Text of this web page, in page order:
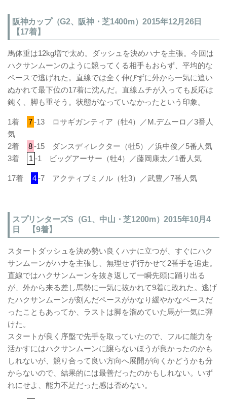
阪神カップ（G2、阪神・芝1400m）2015年12月26日
【17着】
馬体重は12kg増で太め。ダッシュを決めハナを主張。今回は
ハクサンムーンのように競ってくる相手もおらず、平均的な
ペースで逃げれた。直線では全く伸びずに外から一気に追い
ぬかれて最下位の17着に沈んだ。直線ムチが入っても反応は
鈍く、脚も重そう。状態がなっていなかったという印象。
1着 7-13 ロサギガンティア（牡4）／M.デムーロ／3番人
気
2着
8-15 ダンスディレクター（牡5）／浜中俊／5番人気
3着
1 -1 ビッグアーサー（牡4）／藤岡康太／1番人気
17着 4-7 アクティブミノル（牡3）／武豊／7番人気
スプリンターズS（G1、中山・芝1200m）2015年10月4
日 【9着】
スタートダッシュを決め勢い良くハナに立つが、すぐにハク
サンムーンがハナを主張し、無理せず行かせて2番手を追走。
直線ではハクサンムーンを抜き返して一瞬先頭に踊り出る
が、外から来る差し馬勢に一気に抜かれて9着に敗れた。逃げ
たハクサンムーンが刻んだペースがかなり緩やかなペースだ
ったこともあってか、ラストは脚を溜めていた馬が一気に弾
けた。
スタートが良く序盤で先手を取っていたので、フルに能力を
活かすにはハクサンムーンに譲らないほうが良かったのかも
しれないが、競り合って良い方向へ展開が向くかどうかも分
からないので、結果的には最善だったのかもしれない。いず
れにせよ、能力不足だった感は否めない。